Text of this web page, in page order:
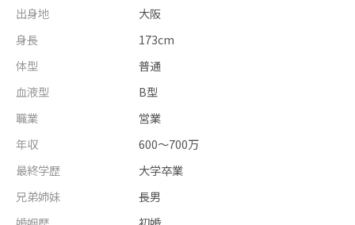
出身地
大阪
身長
173cm
体型
普通
血液型
B型
職業
営業
年収
600～700万
最終学歴
大学卒業
兄弟姉妹
長男